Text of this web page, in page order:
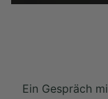
Ein Gespräch